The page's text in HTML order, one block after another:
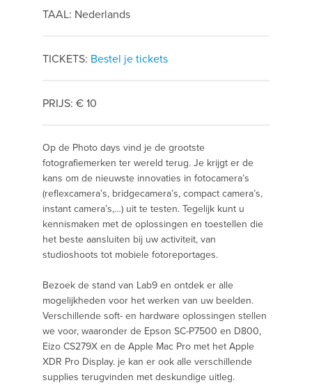
TAAL: Nederlands
TICKETS: Bestel je tickets
PRIJS: € 10
Op de Photo days vind je de grootste
fotografiemerken ter wereld terug. Je krijgt er de
kans om de nieuwste innovaties in fotocamera’s
(reflexcamera’s, bridgecamera’s, compact camera’s,
instant camera’s,…) uit te testen. Tegelijk kunt u
kennismaken met de oplossingen en toestellen die
het beste aansluiten bij uw activiteit, van
studioshoots tot mobiele fotoreportages.
Bezoek de stand van Lab9 en ontdek er alle
mogelijkheden voor het werken van uw beelden.
Verschillende soft- en hardware oplossingen stellen
we voor, waaronder de Epson SC-P7500 en D800,
Eizo CS279X en de Apple Mac Pro met het Apple
XDR Pro Display. je kan er ook alle verschillende
supplies terugvinden met deskundige uitleg.